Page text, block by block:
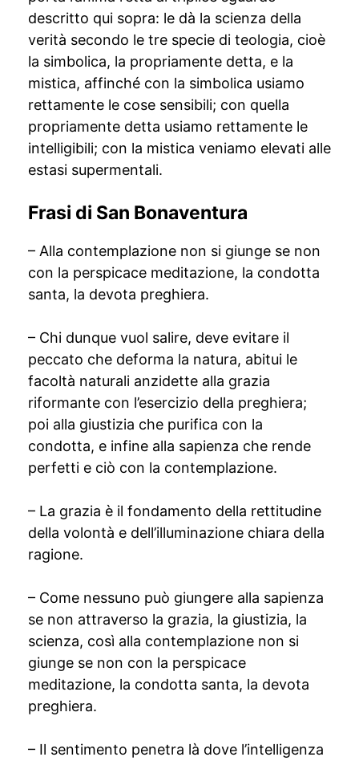
descritto qui sopra: le dà la scienza della
verità secondo le tre specie di teologia, cioè
la simbolica, la propriamente detta, e la
mistica, affinché con la simbolica usiamo
rettamente le cose sensibili; con quella
propriamente detta usiamo rettamente le
intelligibili; con la mistica veniamo elevati alle
estasi supermentali.
Frasi di San Bonaventura
– Alla contemplazione non si giunge se non
con la perspicace meditazione, la condotta
santa, la devota preghiera.
– Chi dunque vuol salire, deve evitare il
peccato che deforma la natura, abitui le
facoltà naturali anzidette alla grazia
riformante con l’esercizio della preghiera;
poi alla giustizia che purifica con la
condotta, e infine alla sapienza che rende
perfetti e ciò con la contemplazione.
– La grazia è il fondamento della rettitudine
della volontà e dell’illuminazione chiara della
ragione.
– Come nessuno può giungere alla sapienza
se non attraverso la grazia, la giustizia, la
scienza, così alla contemplazione non si
giunge se non con la perspicace
meditazione, la condotta santa, la devota
preghiera.
– Il sentimento penetra là dove l’intelligenza